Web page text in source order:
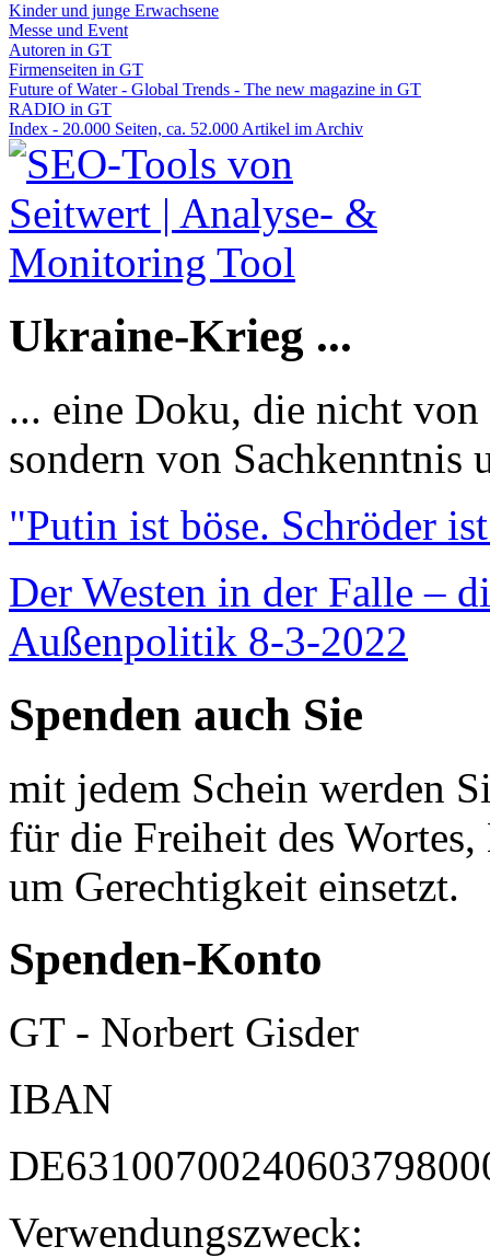
Kinder und junge Erwachsene
Messe und Event
Autoren in GT
Firmenseiten in GT
Future of Water - Global Trends - The new magazine in GT
RADIO in GT
Index - 20.000 Seiten, ca. 52.000 Artikel im Archiv
Ukraine-Krieg ...
... eine Doku, die nicht
sondern von Sachkenntnis
"Putin ist böse. Schröder
Der Westen in der Falle –
Außenpolitik 8-3-2022
Spenden auch Sie
mit jedem Schein werden
für die Freiheit des
um Gerechtigkeit einsetzt.
Spenden-Konto
GT - Norbert Gisder
IBAN
Verwendungszweck: